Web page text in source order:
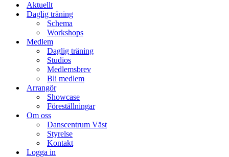
Aktuellt
Daglig träning
Schema
Workshops
Medlem
Daglig träning
Studios
Medlemsbrev
Bli medlem
Arrangör
Showcase
Föreställningar
Om oss
Danscentrum Väst
Styrelse
Kontakt
Logga in